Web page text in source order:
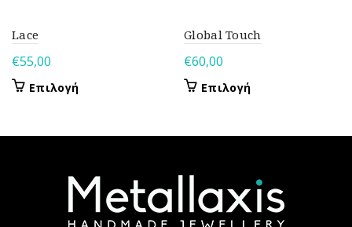
Lace
€55,00
ΕπιλογήΑυτό
έχει
παραλλαγές.
Οι
επιλογές
Global Touch
€60,00
ΕπιλογήΑυτό
έχει
Οι
επιλογές